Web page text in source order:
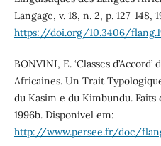
Langage, v. 18, n. 2, p. 127-148,
https://doi.org/10.3406/
BONVINI, E. ‘Classes
Africaines. Un Trait
du Kasim e du Kimbundu. Faits
1996b. Disponível em:
http://www.persee.fr/doc/